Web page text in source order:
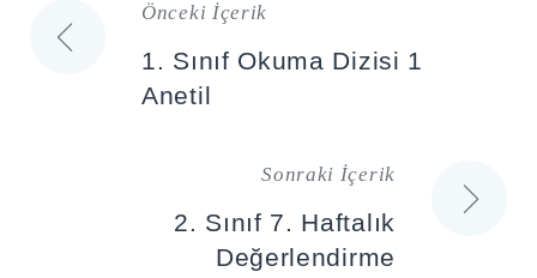
Yazı
gezinmesi
Önceki İçerik
1. Sınıf Okuma Dizisi 1
Anetil
Sonraki İçerik
2. Sınıf 7. Haftalık
Değerlendirme